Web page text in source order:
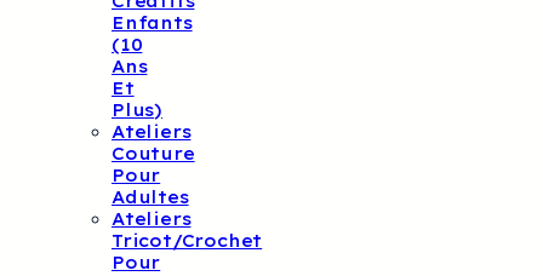
Enfants
(10
Ans
Et
Plus)
Ateliers
Couture
Pour
Adultes
Ateliers
Tricot/crochet
Pour